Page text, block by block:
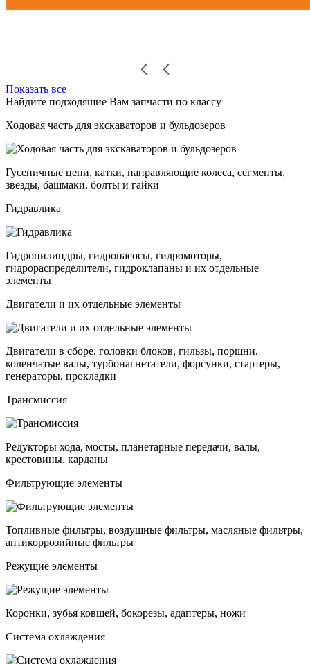
Показать все
Найдите подходящие Вам запчасти по классу
Ходовая часть для экскаваторов и бульдозеров
Гусеничные цепи, катки, направляющие колеса, сегменты,
звезды, башмаки, болты и гайки
Гидравлика
Гидроцилиндры, гидронасосы, гидромоторы,
гидрораспределители, гидроклапаны и их отдельные
элементы
Двигатели и их отдельные элементы
Двигатели в сборе, головки блоков, гильзы, поршни,
коленчатые валы, турбонагнетатели, форсунки, стартеры,
генераторы, прокладки
Трансмиссия
Редукторы хода, мосты, планетарные передачи, валы,
крестовины, карданы
Фильтрующие элементы
Топливные фильтры, воздушные фильтры, масляные фильтры,
антикоррозийные фильтры
Режущие элементы
Коронки, зубья ковшей, бокорезы, адаптеры, ножи
Система охлаждения